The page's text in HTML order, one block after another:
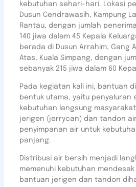
kebutuhan sehari-hari. Lokasi
Dusun Cendrawasih, Kampung
Rantau, dengan jumlah
140 jiwa dalam 45 Kepala
berada di Dusun Arrahim, Gang
Atas, Kuala Simpang, dengan
sebanyak 215 jiwa dalam 60
Pada kegiatan kali ini, bantuan
bentuk utama, yaitu penyaluran
kebutuhan langsung
jerigen (jerrycan) dan tandon
penyimpanan air untuk
panjang.
Distribusi air bersih menjadi
memenuhi kebutuhan
bantuan jerigen dan tandon